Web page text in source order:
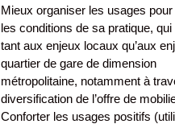
Mieux organiser les usages
les conditions de sa pratique, qui
tant aux enjeux locaux qu’aux
quartier de gare de dimension
métropolitaine, notamment à
diversification de l’offre de
Conforter les usages positifs